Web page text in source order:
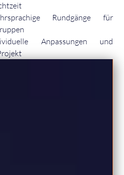
Rundgänge für
Anpassungen und